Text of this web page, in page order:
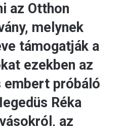
az Otthon
melynek
támogatják a
ezekben az
próbáló
Réka
az